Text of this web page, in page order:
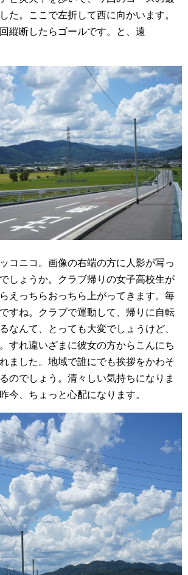
た。ここで左折して西に向かいます。
縦断したらゴールです。と、遠
コニコ。画像の右端の方に人影が写っ
しょうか。クラブ帰りの女子高校生が
えっちらおっちら上がってきます。毎
すね。クラブで運動して、帰りに自転
なんて、とっても大変でしょうけど、
すれ違いざまに彼女の方からこんにち
ました。地域で誰にでも挨拶をかわそ
のでしょう。清々しい気持ちになりま
今、ちょっと心配になります。